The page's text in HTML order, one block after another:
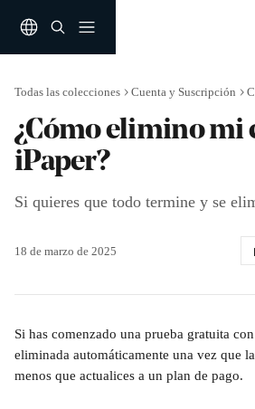
Todas las colecciones Cuenta y Suscripción
¿Cómo elimino mi
iPaper?
Si quieres que todo termine y se
18 de marzo de 2025
Si has comenzado una prueba gratuita
eliminada automáticamente una vez que
menos que actualices a un plan de pago.